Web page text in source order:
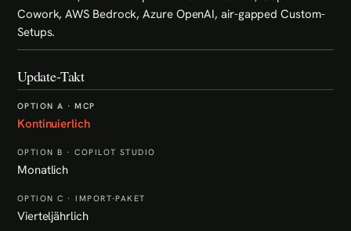
Cowork, AWS Bedrock, Azure OpenAI, air-gapped Custom-
Setups.
Update-Takt
Kontinuierlich
Monatlich
Vierteljährlich